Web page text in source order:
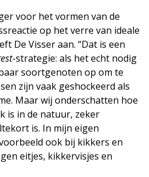
voor het vormen van de
op het verre van ideale
De Visser aan. “Dat is een
-strategie: als het echt nodig
soortgenoten op om te
zijn vaak geshockeerd als
Maar wij onderschatten hoe
is in de natuur, zeker
is. In mijn eigen
ook bij kikkers en
eitjes, kikkervisjes en